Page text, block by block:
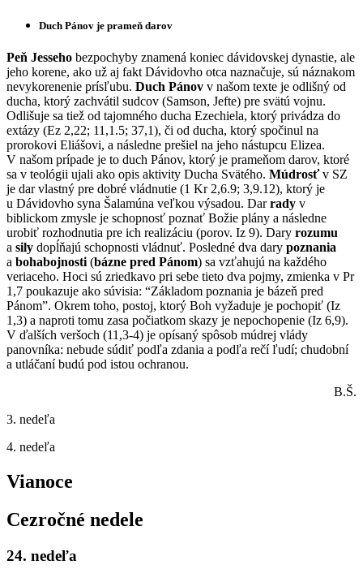
Duch Pánov je prameň darov
Peň Jesseho bezpochyby znamená koniec dávidovskej dynastie, ale
jeho korene, ako už aj fakt Dávidovho otca naznačuje, sú náznakom
nevykorenenie prísľubu. Duch Pánov v našom texte je odlišný od
ducha, ktorý zachvátil sudcov (Samson, Jefte) pre svätú vojnu.
Odlišuje sa tiež od tajomného ducha Ezechiela, ktorý privádza do
extázy (Ez 2,22; 11,1.5; 37,1), či od ducha, ktorý spočinul na
prorokovi Eliášovi, a následne prešiel na jeho nástupcu Elizea.
V našom prípade je to duch Pánov, ktorý je prameňom darov, ktoré
sa v teológii ujali ako opis aktivity Ducha Svätého. Múdrosťv SZ
je dar vlastný pre dobré vládnutie (1 Kr 2,6.9; 3,9.12), ktorý je
u Dávidovho syna Šalamúna veľkou výsadou. Darrady v
biblickom zmysle je schopnosť poznať Božie plány a následne
urobiť rozhodnutia pre ich realizáciu (porov. Iz 9). Dary rozumu
a sily dopĺňajú schopnosti vládnuť. Posledné dva dary poznania
a bohabojnosti (bázne pred Pánom) sa vzťahujú na každého
veriaceho. Hoci sú zriedkavo pri sebe tieto dva pojmy, zmienka v Pr
1,7 poukazuje ako súvisia: “Základom poznania je bázeň pred
Pánom”. Okrem toho, postoj, ktorý Boh vyžaduje je pochopiť (Iz
1,3) a naproti tomu zasa počiatkom skazy je nepochopenie (Iz 6,9).
V ďalších veršoch (11,3-4) je opísaný spôsob múdrej vlády
panovníka: nebude súdiť podľa zdania a podľa rečí ľudí; chudobní
a utláčaní budú pod istou ochranou.
B.Š.
3. nedeľa
4. nedeľa
Vianoce
Cezročné nedele
24. nedeľa